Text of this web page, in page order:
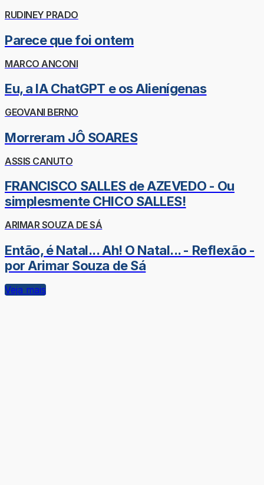
RUDINEY PRADO
Parece que foi ontem
MARCO ANCONI
Eu, a IA ChatGPT e os Alienígenas
GEOVANI BERNO
Morreram JÔ SOARES
ASSIS CANUTO
FRANCISCO SALLES de AZEVEDO - Ou
simplesmente CHICO SALLES!
ARIMAR SOUZA DE SÁ
Então, é Natal... Ah! O Natal... - Reflexão -
por Arimar Souza de Sá
Veja mais